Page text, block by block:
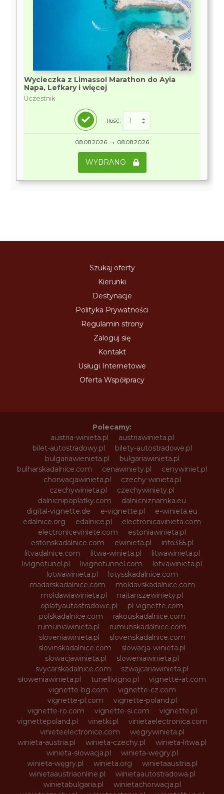
Wycieczka z Limassol Marathon do Ayia
Napa, Lefkary i więcej
Uczestnik
Ilość:
08.08.2026 → 08.08.2026
WYBRANO
Szukaj oferty
Kierunki
Destynacje
Polityka Prywatności
Regulamin strony
Zaloguj się
Kontakt
Usługi Internetowe
Oferta Współpracy
Polecamy:
austria-winieta.pl
austriawinieta.pl
bilet-autostradowy.pl
bilety-autostradowe.pl
bulgariawienieta.pl
bulgariawinieta.pl
bulharskadalnice.com
cenawiniety.pl
cenywiniet.pl
chorwacjawinieta.pl
czechy-winieta.pl
czechywinieta.pl
czechywiniety.pl
dalnicnipoplatky.com
dalnicniznamka.eu
digital-vignette.de
e-vignette.pl
e-winieta.eu
edalnice.org
edalnice.pl
electronicavinieta.com
electroniceviniete.com
estoniawinieta.pl
estonskadalnice.com
ewinieta.pl
info365.pl
litvadalnice.com
litwa-winieta.pl
litwawinieta.pl
livignotunel.pl
livignotunnel.com
lotvawinieta.pl
lotwawinieta.pl
lotysskadalnice.com
madarskadalnice.com
moldavskadalnice.com
moldawiawinieta.pl
najtanszewiniety.pl
oplatyautostradowe.pl
pl-vignette.com
polskadalnice.com
rakouskadalnice.com
rumuniawinieta.pl
rumunskadalnice.com
sloveniawinieta.pl
slovenskadalnice.com
slovinskadalnice.com
slowacja-winieta.pl
slowacjawinieta.pl
sloweniawinieta.pl
svycarskadalnice.com
szwajcariawinieta.pl
słoweniawinieta.pl
tunellivigno.pl
vignette-at.com
vignette-bg.com
vignette-cz.com
vignette-pl.com
vignette-poland.pl
vignette-ro.com
vignette-si.com
vignette.pl
vignettepoland.pl
vinetki.pl
vinietaelectronica.com
vinieteelectronice.com
wegrywinieta.pl
winieta-austria.pl
winieta-czechy.pl
winieta-litwa.pl
winieta-słowacja.pl
winieta-wegry.pl
winieta-węgry.pl
winieta.org
winietaaustria.pl
winietaaustriaonline.pl
winietaautostradowa.pl
winietabulgaria.pl
winietachorwacja.pl